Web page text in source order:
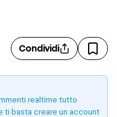
Condividi
realtime tutto
ti basta creare un account